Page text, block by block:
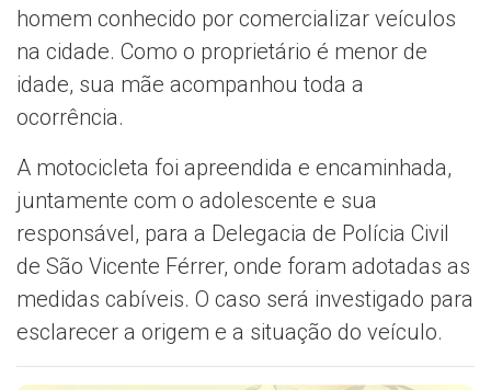
homem conhecido por comercializar veículos
na cidade. Como o proprietário é menor de
idade, sua mãe acompanhou toda a
ocorrência.
A motocicleta foi apreendida e encaminhada,
juntamente com o adolescente e sua
responsável, para a Delegacia de Polícia Civil
de São Vicente Férrer, onde foram adotadas as
medidas cabíveis. O caso será investigado para
esclarecer a origem e a situação do veículo.